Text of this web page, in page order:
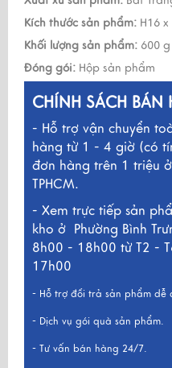
Kích thước sản phẩm: H16
Khối lượng sản phẩm: 600 g
Đóng gói: Hộp sản phẩm
CHÍNH SÁCH BÁN
- Hỗ trợ vận chuyển
hàng từ 1 - 4 giờ (có
đơn hàng trên 1 triệu
TPHCM.
- Xem trực tiếp sản
kho ở Phường Bình
8h00 - 18h00 từ T2 -
17h00
- Hỗ trợ đổi trả sản phẩm dễ
- Dịch vụ gói quà sản phẩm.
- Tư vấn bán hàng 24/7.